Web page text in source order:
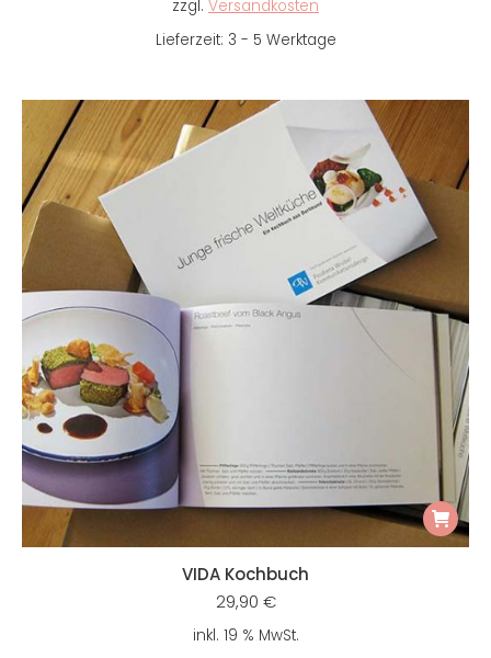
auf
der
gewählt
werden
zzgl. Versandkosten
Lieferzeit: 3 - 5 Werktage
VIDA Kochbuch
29,90 €
inkl. 19 % MwSt.